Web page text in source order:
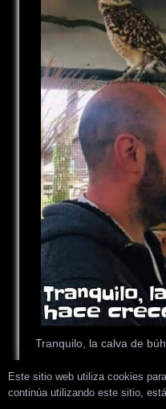
Tranquilo, la calva de
Meme para
Este sitio web utiliza cookies
continúa utilizando este sitio,